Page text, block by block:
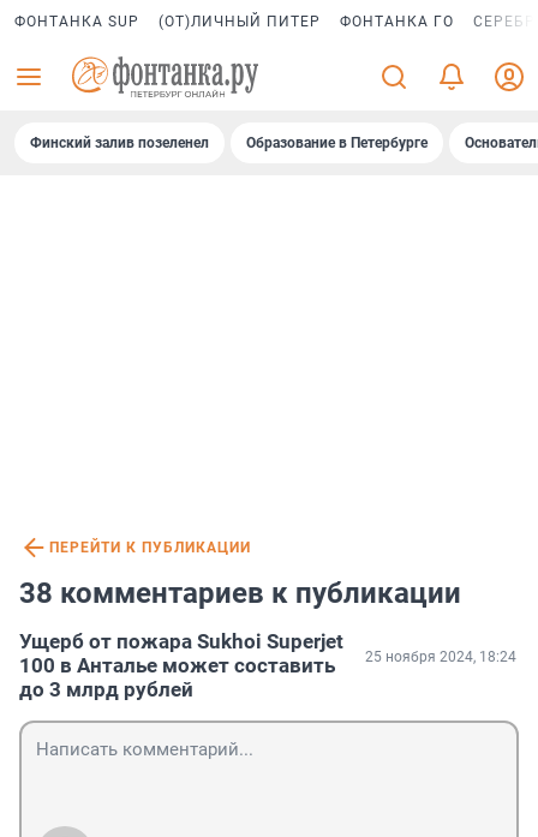
ФОНТАНКА SUP (ОТ)ЛИЧНЫЙ ПИТЕР ФОНТАНКА ГО
Финский залив позеленел Образование в Петербурге
ПЕРЕЙТИ К ПУБЛИКАЦИИ
38 комментариев к публикации
Ущерб от пожара Sukhoi Superjet
100 в Анталье может составить
до 3 млрд рублей
25 ноября 2024, 18:24